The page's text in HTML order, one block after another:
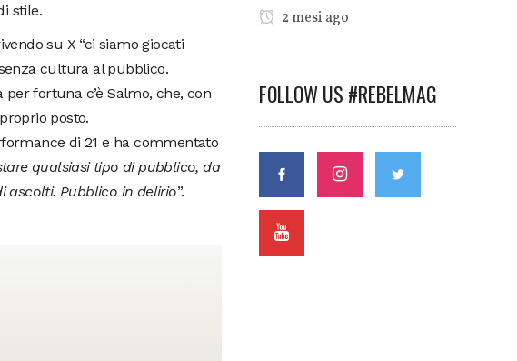
stile.
su X “ci siamo giocati
cultura al pubblico.
fortuna c’è Salmo, che, con
posto.
di 21 e ha commentato
qualsiasi tipo di pubblico, da
ascolti. Pubblico in delirio”.
2 mesi ago
FOLLOW US #REBELMAG